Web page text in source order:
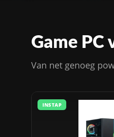
Game PC
Van net genoeg
INSTAP